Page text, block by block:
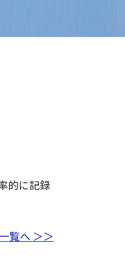
的に記録
覧へ ＞＞